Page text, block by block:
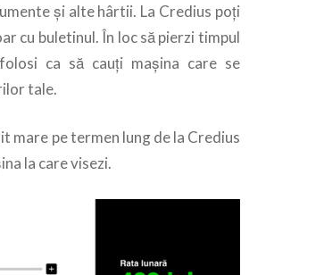
și alte hârtii. La Credius poți
cu buletinul. În loc să pierzi timpul
ca să cauți mașina care se
tale.
mare pe termen lung de la Credius
la care visezi.